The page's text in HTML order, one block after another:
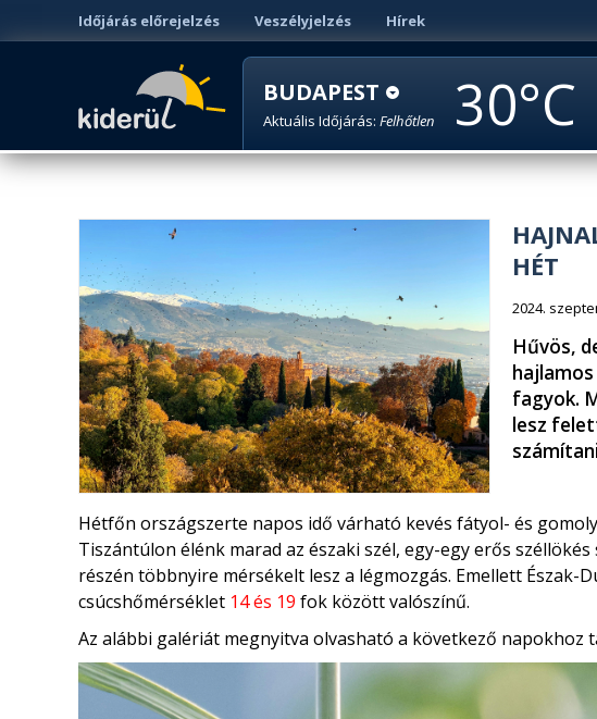
Időjárás előrejelzés Veszélyjelzés Hírek
BUDAPEST
Aktuális Időjárás: Felhőtlen 30
HÉT
2024.
Hűvös,
fagyok.
lesz
Hétfőn országszerte napos idő várható kevés fátyol- és
Tiszántúlon élénk marad az északi szél, egy-egy erős
részén többnyire mérsékelt lesz a légmozgás. Emellett Észak-
csúcshőmérséklet 14 és 19 fok között valószínű.
Az alábbi galériát megnyitva olvasható a következő napokhoz